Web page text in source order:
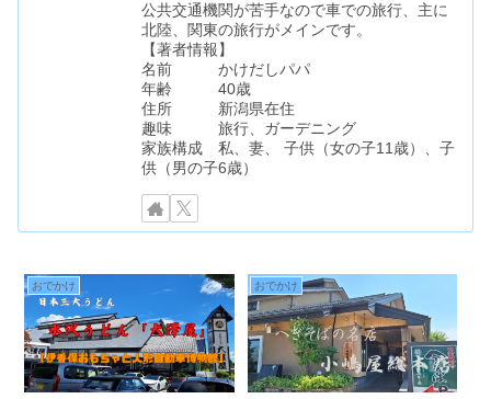
公共交通機関が苦手なので車での旅行、主に
北陸、関東の旅行がメインです。
【著者情報】
名前 かけだしパパ
年齢 40歳
住所 新潟県在住
趣味 旅行、ガーデニング
家族構成 私、妻、 子供（女の子11歳）、子
供（男の子6歳）
おでかけ おでかけ